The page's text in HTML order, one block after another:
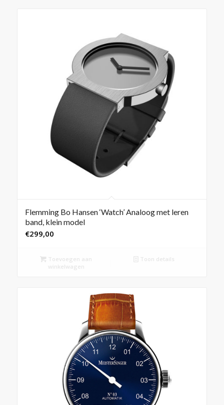
Flemming Bo Hansen ‘Watch’ Analoog met leren
band, klein model
€299,00
Toevoegen aan
winkelwagen
Toon details